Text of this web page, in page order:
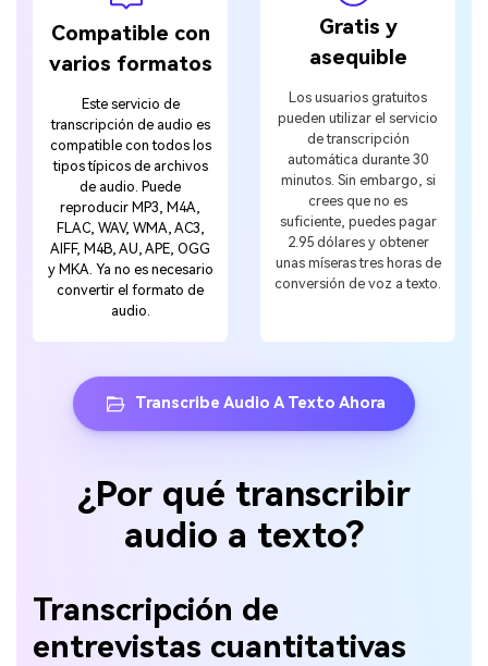
Compatible con
varios formatos
Este servicio de
transcripción de audio es
compatible con todos los
tipos típicos de archivos
de audio. Puede
reproducir MP3, M4A,
FLAC, WAV, WMA, AC3,
AIFF, M4B, AU, APE, OGG
y MKA. Ya no es necesario
convertir el formato de
audio.
Gratis y
asequible
Los usuarios gratuitos
pueden utilizar el servicio
de transcripción
automática durante 30
minutos. Sin embargo, si
crees que no es
suficiente, puedes pagar
2.95 dólares y obtener
unas míseras tres horas de
conversión de voz a texto.
Transcribe Audio A Texto Ahora
¿Por qué transcribir
audio a texto?
Transcripción de
entrevistas cuantitativas